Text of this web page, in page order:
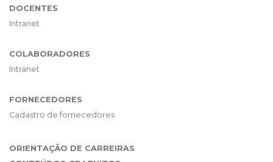
DOCENTES
Intranet
COLABORADORES
Intranet
FORNECEDORES
Cadastro de fornecedores
ORIENTAÇÃO DE CARREIRAS